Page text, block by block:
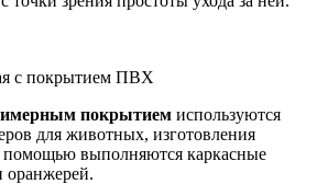
с покрытием ПВХ
покрытием используются
для животных, изготовления
помощью выполняются каркасные
оранжерей.